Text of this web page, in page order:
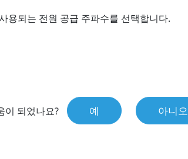
용되는 전원 공급 주파수를 선택합니다.
이 되었나요? 예 아니오